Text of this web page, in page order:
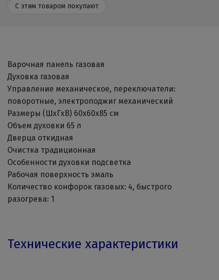
С этим товаром покупают
Варочная панель газовая
Духовка газовая
Управление механическое, переключатели:
поворотные, электроподжиг механический
Размеры (ШхГхВ) 60x60x85 см
Объем духовки 65 л
Дверца откидная
Очистка традиционная
Особенности духовки подсветка
Рабочая поверхность эмаль
Количество конфорок газовых: 4, быстрого
разогрева: 1
Технические характеристики